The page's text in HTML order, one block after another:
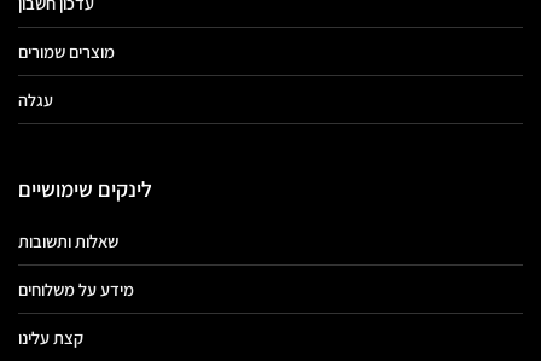
מוצרים שמורים
עגלה
לינקים שימושיים
שאלות ותשובות
מידע על משלוחים
קצת עלינו